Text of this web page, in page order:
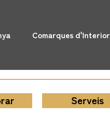
Comarques d'Interior
Serveis